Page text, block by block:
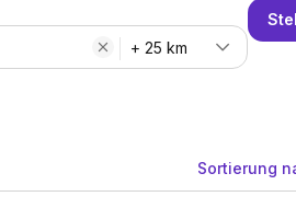
+ 25 km
Sortierung